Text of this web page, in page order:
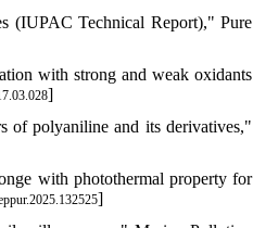
(IUPAC Technical Report)," Pure
with strong and weak oxidants
]
of polyaniline and its derivatives,"
with photothermal property for
]